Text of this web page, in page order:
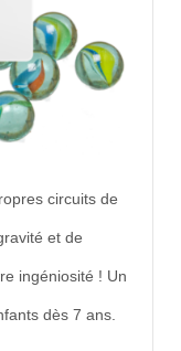
circuits de
et de
ingéniosité ! Un
dès 7 ans.